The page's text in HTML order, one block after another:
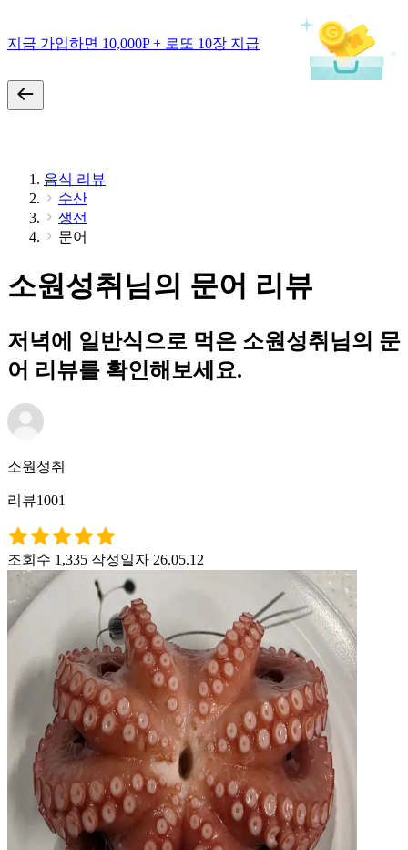
지금 가입하면 10,000P + 로또 10장 지급
음식 리뷰
수산
생선
문어
소원성취님의 문어 리뷰
저녁에 일반식으로 먹은 소원성취님의 문
어 리뷰를 확인해보세요.
소원성취
리뷰1001
조회수 1,335 작성일자 26.05.12